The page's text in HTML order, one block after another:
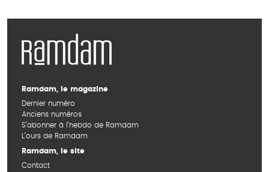
Ramdam, le magazine
Dernier numéro
Anciens numéros
S’abonner à l’hebdo de Ramdam
L’ours de Ramdam
Ramdam, le site
Contact